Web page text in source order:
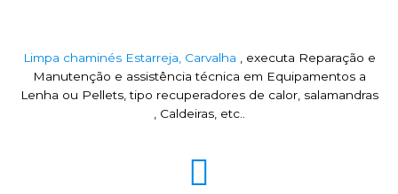
Limpa chaminés Estarreja, Carvalha , executa Reparação e
Manutenção e assistência técnica em Equipamentos a
Lenha ou Pellets, tipo recuperadores de calor, salamandras
, Caldeiras, etc..